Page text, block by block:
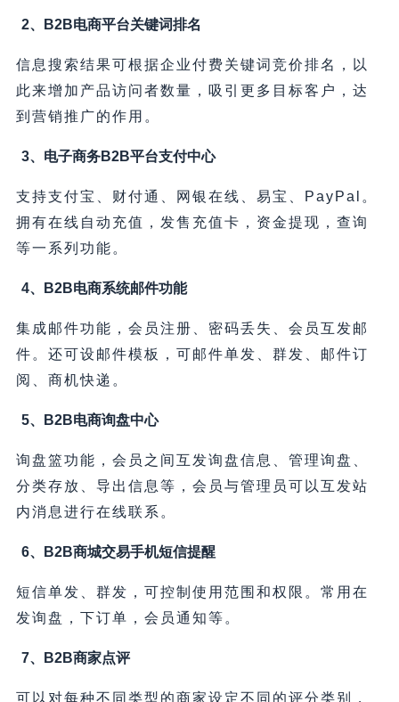
2、B2B电商平台关键词排名
信息搜索结果可根据企业付费关键词竞价排名，以
此来增加产品访问者数量，吸引更多目标客户，达
到营销推广的作用。
3、电子商务B2B平台支付中心
支持支付宝、财付通、网银在线、易宝、PayPal。
拥有在线自动充值，发售充值卡，资金提现，查询
等一系列功能。
4、B2B电商系统邮件功能
集成邮件功能，会员注册、密码丢失、会员互发邮
件。还可设邮件模板，可邮件单发、群发、邮件订
阅、商机快递。
5、B2B电商询盘中心
询盘篮功能，会员之间互发询盘信息、管理询盘、
分类存放、导出信息等，会员与管理员可以互发站
内消息进行在线联系。
6、B2B商城交易手机短信提醒
短信单发、群发，可控制使用范围和权限。常用在
发询盘，下订单，会员通知等。
7、B2B商家点评
可以对每种不同类型的商家设定不同的评分类别，